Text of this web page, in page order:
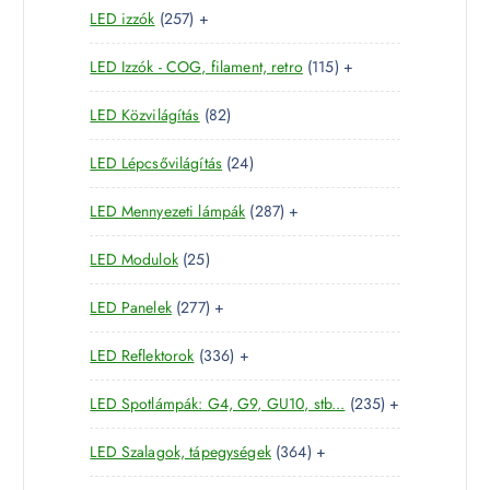
k
m
é
k
e
r
m
é
k
LED izzók 2572
5
7
t
e
r
m
é
k
+
LED Izzók - COG, filament, retro 1151
1
t
r
é
+
LED Közvilágítás 828
2
t
e
r
m
k
LED Lépcsővilágítás 242
4
t
e
m
k
LED Mennyezeti lámpák 2872
8
t
r
é
k
+
LED Modulok 252
5
t
e
r
m
é
k
LED Panelek 2772
7
7
t
e
r
m
é
+
LED Reflektorok 3363
3
6
t
e
r
+
LED Spotlámpák: G4, G9, GU10, stb... 2352
3
t
+
LED Szalagok, tápegységek 3643
6
+